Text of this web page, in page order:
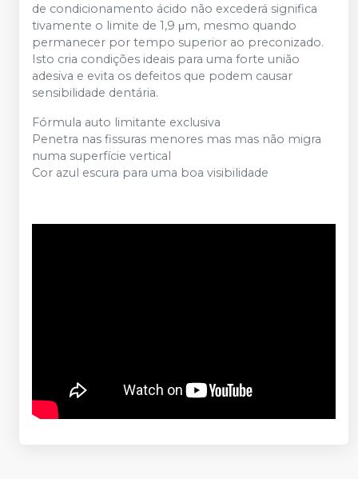
de condicionamento ácido não excederá significa
tivamente o limite de 1,9 μm, mesmo quando
permanecer por tempo superior ao preconizado.
Isto cria condições ideais para uma forte união
adesiva e evita os defeitos que podem causar
sensibilidade dentária.
Fórmula auto limitante exclusiva
Penetra nas fissuras menores mas mas não migra
numa superfície vertical
Cor azul escura para uma boa visibilidade